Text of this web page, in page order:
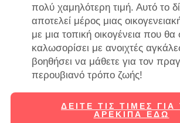
πολύ χαμηλότερη τιμή. Αυτό το
αποτελεί μέρος μιας
με μια τοπική οικογένεια που θα
καλωσορίσει με ανοιχτές
βοηθήσει να μάθετε για τον
περουβιανό τρόπο ζωής!
ΔΕΊΤΕ ΤΙΣ ΤΙΜΈΣ ΓΙΑ
ΑΡΕΚΊΠΑ ΕΔΏ